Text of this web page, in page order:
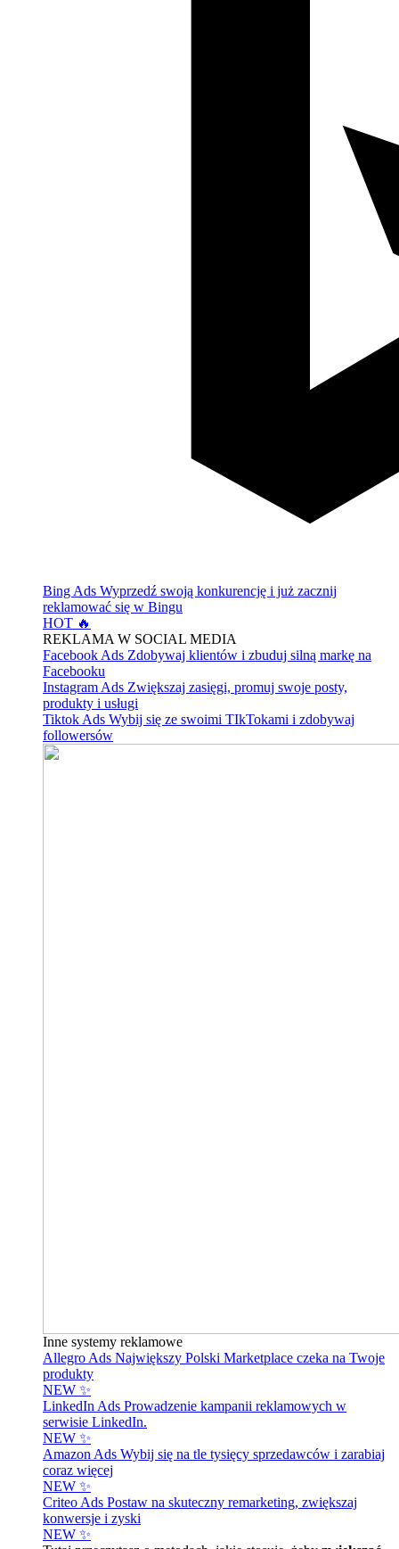
Bing Ads Wyprzedź swoją konkurencję i już zacznij
reklamować się w Bingu
HOT 🔥
REKLAMA W SOCIAL MEDIA
Facebook Ads Zdobywaj klientów i zbuduj silną markę na
Facebooku
Instagram Ads Zwiększaj zasięgi, promuj swoje posty,
produkty i usługi
Tiktok Ads Wybij się ze swoimi TIkTokami i zdobywaj
followersów
Inne systemy reklamowe
Allegro Ads Największy Polski Marketplace czeka na Twoje
produkty
NEW ✨
LinkedIn Ads Prowadzenie kampanii reklamowych w
serwisie LinkedIn.
NEW ✨
Amazon Ads Wybij się na tle tysięcy sprzedawców i zarabiaj
coraz więcej
NEW ✨
Criteo Ads Postaw na skuteczny remarketing, zwiększaj
konwersje i zyski
NEW ✨